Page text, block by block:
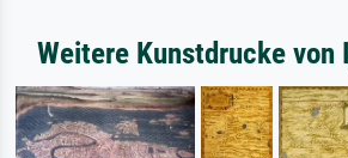
Weitere Kunstdrucke von